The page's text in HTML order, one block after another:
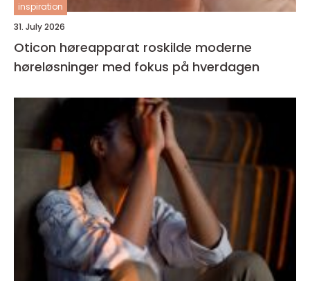
inspiration
31. July 2026
Oticon høreapparat roskilde moderne
høreløsninger med fokus på hverdagen